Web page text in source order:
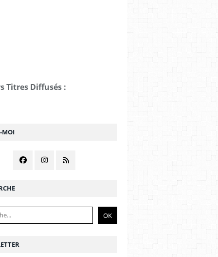
MOI
Titres Diffusés :